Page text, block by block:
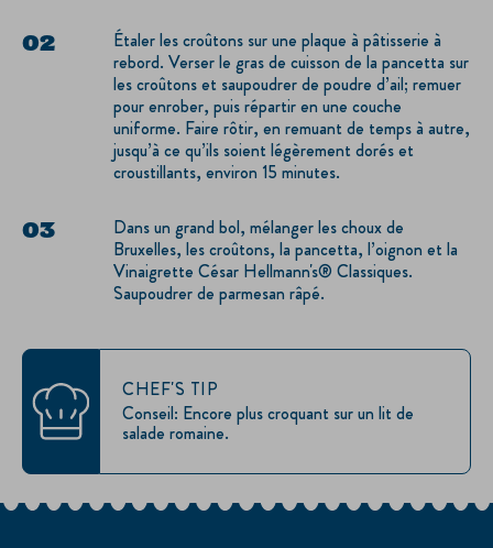
Étaler les croûtons sur une plaque à pâtisserie à
rebord. Verser le gras de cuisson de la pancetta sur
les croûtons et saupoudrer de poudre d’ail; remuer
pour enrober, puis répartir en une couche
uniforme. Faire rôtir, en remuant de temps à autre,
jusqu’à ce qu’ils soient légèrement dorés et
croustillants, environ 15 minutes.
Dans un grand bol, mélanger les choux de
Bruxelles, les croûtons, la pancetta, l’oignon et la
Vinaigrette César Hellmann's® Classiques.
Saupoudrer de parmesan râpé.
CHEF'S TIP
Conseil: Encore plus croquant sur un lit de
salade romaine.